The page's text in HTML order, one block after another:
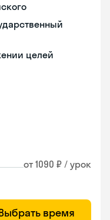
целей
от 1090 ₽ / урок
время